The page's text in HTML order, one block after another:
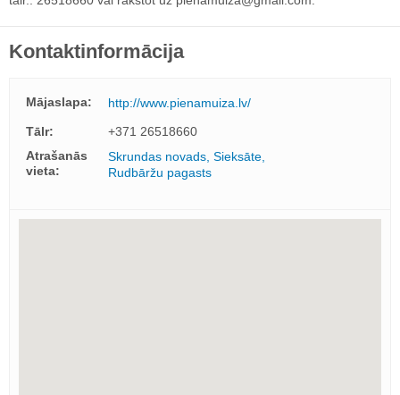
Kontaktinformācija
Mājaslapa:
http://www.pienamuiza.lv/
Tālr:
+371 26518660
Atrašanās
vieta:
Skrundas novads, Sieksāte,
Rudbāržu pagasts